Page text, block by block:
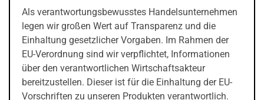
Als verantwortungsbewusstes Handelsunternehmen
legen wir großen Wert auf Transparenz und die
Einhaltung gesetzlicher Vorgaben. Im Rahmen der
EU-Verordnung sind wir verpflichtet, Informationen
über den verantwortlichen Wirtschaftsakteur
bereitzustellen. Dieser ist für die Einhaltung der EU-
Vorschriften zu unseren Produkten verantwortlich.